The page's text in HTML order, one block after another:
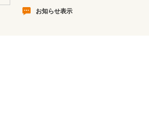
お知らせ表示